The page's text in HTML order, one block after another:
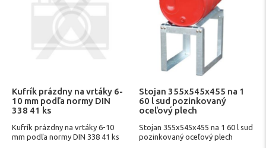
Kufrík prázdny na vrtáky 6-
10 mm podľa normy DIN
338 41 ks
Kufrík prázdny na vrtáky 6-10
mm podľa normy DIN 338 41 ks
Stojan 355x545x455 na 1
60 l sud pozinkovaný
oceľový plech
Stojan 355x545x455 na 1 60 l sud
pozinkovaný oceľový plech